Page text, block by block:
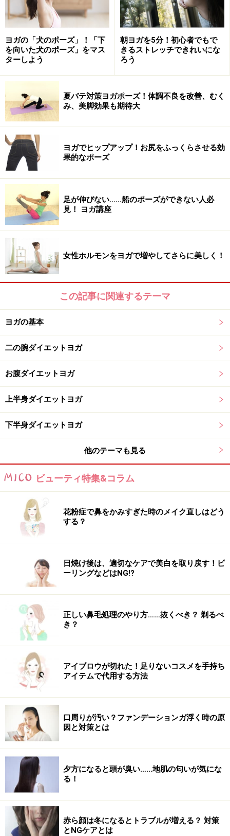
ヨガの「犬のポーズ」！「下
を向いた犬のポーズ」をマス
ターしよう
朝ヨガを5分！初心者でもで
きるストレッチできれいにな
ろう
夏バテ対策ヨガポーズ！体調不良を改善、むく
み、美脚効果も期待大
ヨガでヒップアップ！お尻をふっくらさせる効
果的なポーズ
足が伸びない……船のポーズができない人必
見！ ヨガ講座
女性ホルモンをヨガで増やしてさらに美しく！
この記事に関連するテーマ
ヨガの基本
二の腕ダイエットヨガ
お腹ダイエットヨガ
上半身ダイエットヨガ
下半身ダイエットヨガ
他のテーマも見る
ビューティ特集&コラム
花粉症で鼻をかみすぎた時のメイク直しはどう
する？
日焼け後は、適切なケアで美白を取り戻す！ピ
ーリングなどはNG!?
正しい鼻毛処理のやり方……抜くべき？ 剃るべ
き？
アイブロウが切れた！足りないコスメを手持ち
アイテムで代用する方法
口周りが汚い？ファンデーションガ浮く時の原
因と対策とは
夕方になると頭が臭い……地肌の匂いが気にな
る！
赤ら顔は冬になるとトラブルが増える？ 対策
とNGケアとは